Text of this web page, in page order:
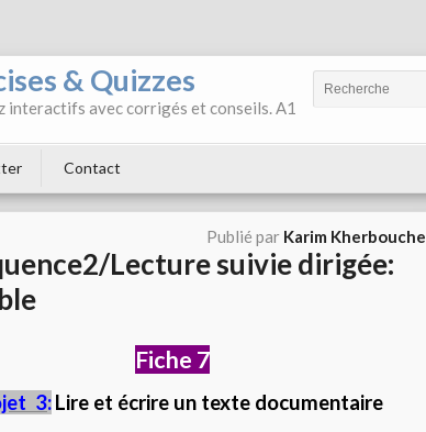
& Quizzes
interactifs avec corrigés et conseils. A1
Contact
Publié par Karim Kherbouche
Lecture suivie dirigée:
Fiche 7
3:Lire et écrire un texte documentaire